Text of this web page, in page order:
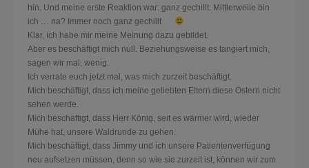
hin. Und meine erste Reaktion war: ganz gechillt. Mittlerweile bin
ich … na? Immer noch ganz gechillt
Klar, ich habe mir meine Meinung dazu gebildet.
Aber es beschäftigt mich null. Beziehungsweise es tangiert mich,
sagen wir mal, wenig.
Ich verrate euch jetzt mal, was mich zurzeit beschäftigt.
Mich beschäftigt, dass ich meine geliebten Eltern diese Ostern nicht
sehen werde.
Mich beschäftigt, dass Herr König, seit es wärmer wird, wieder
Mühe hat, unsere Waldrunde zu gehen.
Mich beschäftigt, dass Jimmy und ich unsere Patientenverfügung
neu aufsetzen müssen, denn so wie sie zurzeit ist, können wir zum